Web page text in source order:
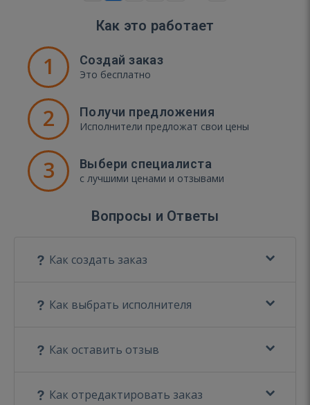
Как это работает
1 Создай заказ
Это бесплатно
2 Получи предложения
Исполнители предложат свои цены
3 Выбери специалиста
с лучшими ценами и отзывами
Вопросы и Ответы
Как создать заказ
Как выбрать исполнителя
Как оставить отзыв
Как отредактировать заказ